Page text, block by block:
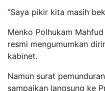
“Saya pikir kita masih
Menko Polhukam
resmi mengumumkan
kabinet.
Namun surat
sampaikan langsung ke